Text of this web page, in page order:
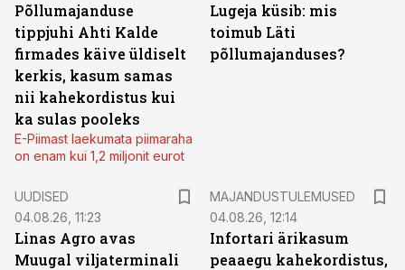
Põllumajanduse
tippjuhi Ahti Kalde
firmades käive üldiselt
kerkis, kasum samas
nii kahekordistus kui
ka sulas pooleks
E-Piimast laekumata piimaraha
on enam kui 1,2 miljonit eurot
Lugeja küsib: mis
toimub Läti
põllumajanduses?
UUDISED
04.08.26, 11:23
Linas Agro avas
Muugal viljaterminali
MAJANDUSTULEMUSED
04.08.26, 12:14
Infortari ärikasum
peaaegu kahekordistus,